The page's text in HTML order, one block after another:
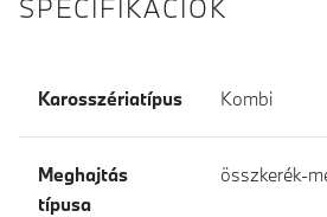
SPECIFIKÁCIÓK
Karosszériatípus Kombi
Meghajtás
típusa
összkerék-